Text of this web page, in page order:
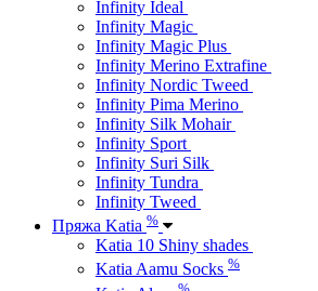
Infinity Ideal
Infinity Magic
Infinity Magic Plus
Infinity Merino Extrafine
Infinity Nordic Tweed
Infinity Pima Merino
Infinity Silk Mohair
Infinity Sport
Infinity Suri Silk
Infinity Tundra
Infinity Tweed
Пряжа Katia %
Katia 10 Shiny shades
Katia Aamu Socks %
%